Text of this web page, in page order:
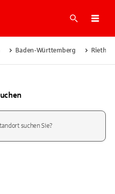
Suche
Baden-Württemberg